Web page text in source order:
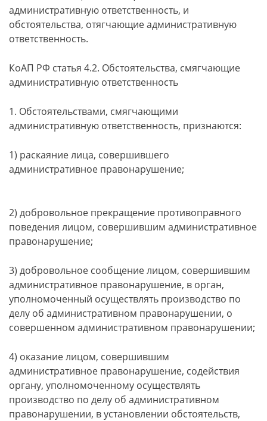
административную ответственность, и
обстоятельства, отягчающие административную
ответственность.
КоАП РФ статья 4.2. Обстоятельства, смягчающие
административную ответственность
1. Обстоятельствами, смягчающими
административную ответственность, признаются:
1) раскаяние лица, совершившего
административное правонарушение;
2) добровольное прекращение противоправного
поведения лицом, совершившим административное
правонарушение;
3) добровольное сообщение лицом, совершившим
административное правонарушение, в орган,
уполномоченный осуществлять производство по
делу об административном правонарушении, о
совершенном административном правонарушении;
4) оказание лицом, совершившим
административное правонарушение, содействия
органу, уполномоченному осуществлять
производство по делу об административном
правонарушении, в установлении обстоятельств,